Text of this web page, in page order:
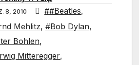
8, 2010 ##Beatles,
Mehlitz, #Bob Dylan,
Bohlen,
Mitteregger,